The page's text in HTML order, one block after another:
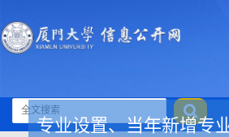
专业设置、当年新增专